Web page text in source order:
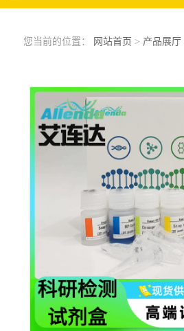
您当前的位置： 网站首页 > 产品展厅